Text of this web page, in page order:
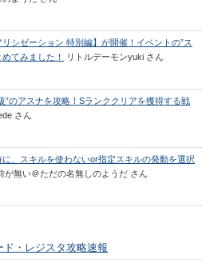
シゼーション 特別編】が開催！イベントの”ス
てみました！
リトルデーモンyuki さん
”のアスナを攻略！Sランククリアを獲得する戦
さん
、スキルを使わないor指定スキルの発動を選択
が無い＠ただの名無しのようだ さん
・レジスタ攻略速報